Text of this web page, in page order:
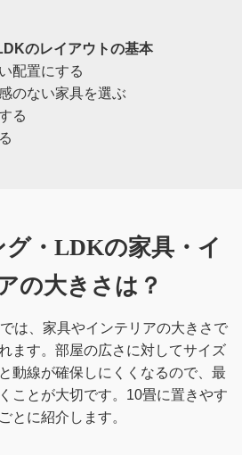
のレイアウトの基本
配置にする
のない家具を選ぶ
る
グ・LDKの家具・イ
の大きさは？
は、家具やインテリアの大きさで
ます。部屋の広さに対してサイズ
動線が確保しにくくなるので、最
ことが大切です。10畳に置きやす
とに紹介します。